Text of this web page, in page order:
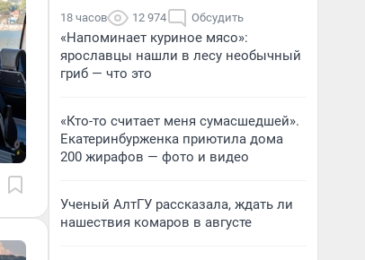
18 часов 12 974 Обсудить
«Напоминает куриное мясо»:
ярославцы нашли в лесу необычный
гриб — что это
«Кто-то считает меня сумасшедшей».
Екатеринбурженка приютила дома
200 жирафов — фото и видео
Ученый АлтГУ рассказала, ждать ли
нашествия комаров в августе